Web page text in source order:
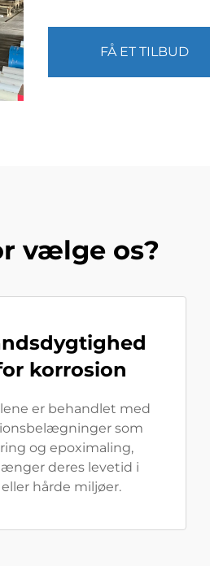
FÅ ET TILBUD
vælge os?
korrosion
er behandlet med
som
og epoximaling,
deres levetid i
hårde miljøer.